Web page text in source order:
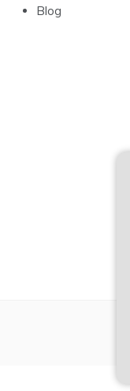
Blog